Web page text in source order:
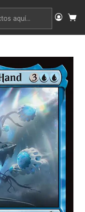
| NM | EOE